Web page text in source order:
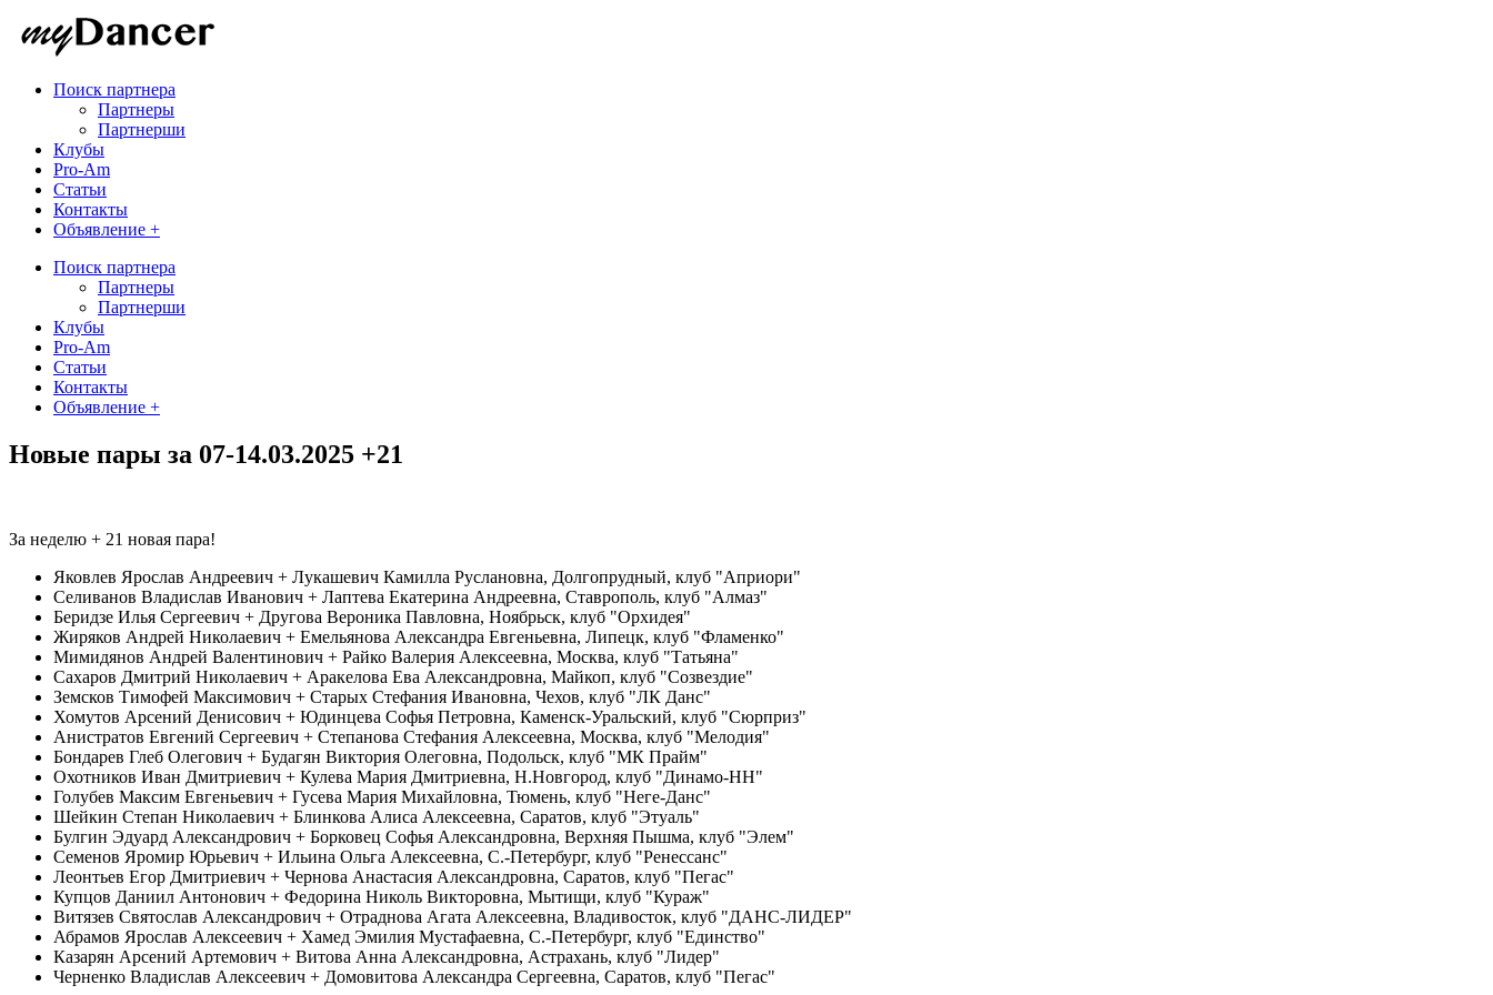
Поиск партнера
Партнеры
Партнерши
Клубы
Pro-Am
Статьи
Контакты
Объявление +
Поиск партнера
Партнеры
Партнерши
Клубы
Pro-Am
Статьи
Контакты
Объявление +
Новые пары за 07-14.03.2025 +21
За неделю + 21 новая пара!
Яковлев Ярослав Андреевич + Лукашевич Камилла Руслановна, Долгопрудный, клуб "Априори"
Селиванов Владислав Иванович + Лаптева Екатерина Андреевна, Ставрополь, клуб "Алмаз"
Беридзе Илья Сергеевич + Другова Вероника Павловна, Ноябрьск, клуб "Орхидея"
Жиряков Андрей Николаевич + Емельянова Александра Евгеньевна, Липецк, клуб "Фламенко"
Мимидянов Андрей Валентинович + Райко Валерия Алексеевна, Москва, клуб "Татьяна"
Сахаров Дмитрий Николаевич + Аракелова Ева Александровна, Майкоп, клуб "Созвездие"
Земсков Тимофей Максимович + Старых Стефания Ивановна, Чехов, клуб "ЛК Данс"
Хомутов Арсений Денисович + Юдинцева Софья Петровна, Каменск-Уральский, клуб "Сюрприз"
Анистратов Евгений Сергеевич + Степанова Стефания Алексеевна, Москва, клуб "Мелодия"
Бондарев Глеб Олегович + Будагян Виктория Олеговна, Подольск, клуб "МК Прайм"
Охотников Иван Дмитриевич + Кулева Мария Дмитриевна, Н.Новгород, клуб "Динамо-НН"
Голубев Максим Евгеньевич + Гусева Мария Михайловна, Тюмень, клуб "Неге-Данс"
Шейкин Степан Николаевич + Блинкова Алиса Алексеевна, Саратов, клуб "Этуаль"
Булгин Эдуард Александрович + Борковец Софья Александровна, Верхняя Пышма, клуб "Элем"
Семенов Яромир Юрьевич + Ильина Ольга Алексеевна, С.-Петербург, клуб "Ренессанс"
Леонтьев Егор Дмитриевич + Чернова Анастасия Александровна, Саратов, клуб "Пегас"
Купцов Даниил Антонович + Федорина Николь Викторовна, Мытищи, клуб "Кураж"
Витязев Святослав Александрович + Отраднова Агата Алексеевна, Владивосток, клуб "ДАНС-ЛИДЕР"
Абрамов Ярослав Алексеевич + Хамед Эмилия Мустафаевна, С.-Петербург, клуб "Единство"
Казарян Арсений Артемович + Витова Анна Александровна, Астрахань, клуб "Лидер"
Черненко Владислав Алексеевич + Домовитова Александра Сергеевна, Саратов, клуб "Пегас"